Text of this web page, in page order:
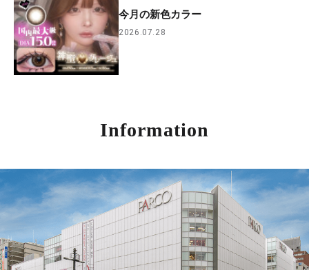
今月の新色カラー
2026.07.28
Information